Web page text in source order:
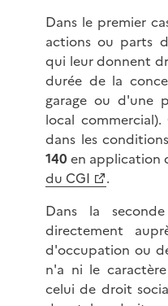
Dans le premier
actions ou parts
qui leur donnent
durée de la
garage ou d'une
local
dans les
140 en application
du CGI
.
Dans la
directement
d'occupation ou
n'a ni le
celui de droit